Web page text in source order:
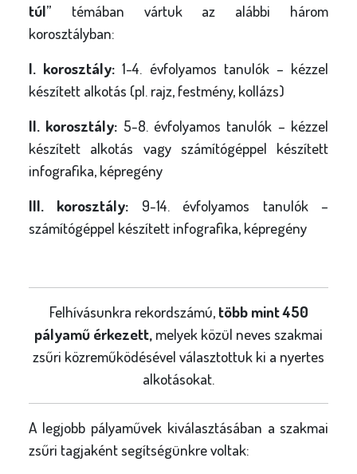
túl” témában vártuk az alábbi három
korosztályban:
I. korosztály: 1-4. évfolyamos tanulók – kézzel
készített alkotás (pl. rajz, festmény, kollázs)
II. korosztály: 5-8. évfolyamos tanulók – kézzel
készített alkotás vagy számítógéppel készített
infografika, képregény
III. korosztály: 9-14. évfolyamos tanulók –
számítógéppel készített infografika, képregény
Felhívásunkra rekordszámú, több mint 450
pályamű érkezett, melyek közül neves szakmai
zsűri közreműködésével választottuk ki a nyertes
alkotásokat.
A legjobb pályaművek kiválasztásában a szakmai
zsűri tagjaként segítségünkre voltak: